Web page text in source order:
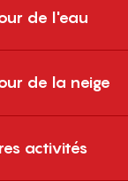
de l'eau
de la neige
activités